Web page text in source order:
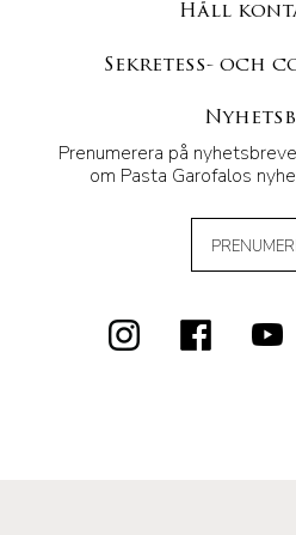
Håll
Sekretess- och
Prenumerera på
om Pasta Garofalos